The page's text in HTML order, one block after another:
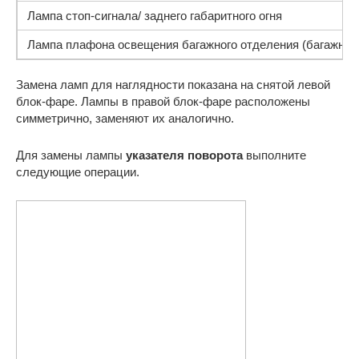
Лампа стоп-сигнала/ заднего габаритного огня
Лампа плафона освещения багажного отделения
Замена ламп для наглядности показана на снятой левой
блок-фаре. Лампы в правой блок-фаре расположены
симметрично, заменяют их аналогично.
Для замены лампы указателя поворотавыполните
следующие операции.